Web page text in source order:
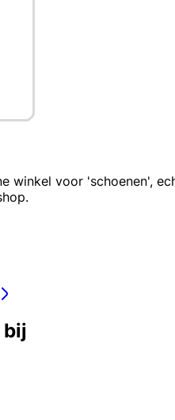
winkel voor 'schoenen',
bij